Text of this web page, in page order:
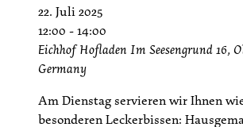
22. Juli 2025
12:00 -14:00
Eichhof Hofladen Im Seesengrund 16,
Germany
Am Dienstag servieren wir Ihnen
besonderen Leckerbissen: